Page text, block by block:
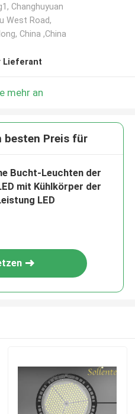
Changhuyuan
West Road,
China ,China
Lieferant
mehr an
besten Preis für
Bucht-Leuchten der
mit Kühlkörper der
LED